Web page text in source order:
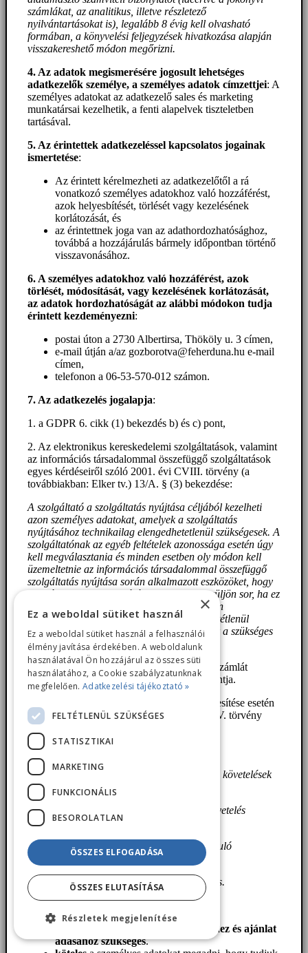
számlákat, az analitikus, illetve részletező
nyilvántartásokat is), legalább 8 évig kell olvasható
formában, a könyvelési feljegyzések hivatkozása alapján
visszakereshető módon megőrizni.
4. Az adatok megismerésére jogosult lehetséges
adatkezelők személye, a személyes adatok címzettjei: A
személyes adatokat az adatkezelő sales és marketing
munkatársai kezelhetik, a fenti alapelvek tiszteletben
tartásával.
5. Az érintettek adatkezeléssel kapcsolatos jogainak
ismertetése:
Az érintett kérelmezheti az adatkezelőtől a rá
vonatkozó személyes adatokhoz való hozzáférést,
azok helyesbítését, törlését vagy kezelésének
korlátozását, és
az érintettnek joga van az adathordozhatósághoz,
továbbá a hozzájárulás bármely időpontban történő
visszavonásához.
6. A személyes adatokhoz való hozzáférést, azok
törlését, módosítását, vagy kezelésének korlátozását,
az adatok hordozhatóságát az alábbi módokon tudja
érintett kezdeményezni:
postai úton a 2730 Albertirsa, Thököly u. 3 címen,
e-mail útján a/az gozborotva@feherduna.hu e-mail
címen,
telefonon a 06-53-570-012 számon.
7. Az adatkezelés jogalapja:
1. a GDPR 6. cikk (1) bekezdés b) és c) pont,
2. Az elektronikus kereskedelemi szolgáltatások, valamint
az információs társadalommal összefüggő szolgáltatások
egyes kérdéseiről szóló 2001. évi CVIII. törvény (a
továbbiakban: Elker tv.) 13/A. § (3) bekezdése:
A szolgáltató a szolgáltatás nyújtása céljából kezelheti
azon személyes adatokat, amelyek a szolgáltatás
nyújtásához technikailag elengedhetetlenül szükségesek. A
szolgáltatónak az egyéb feltételek azonossága esetén úgy
kell megválasztania és minden esetben oly módon kell
üzemeltetnie az információs társadalommal összefüggő
szolgáltatás nyújtása során alkalmazott eszközöket, hogy
személyes adatok kezelésére csak akkor kerüljön sor, ha ez
a szolgáltatás nyújtásához és az e törvényben
meghatározott egyéb célok teljesüléséhez feltétlenül
szükséges, azonban ebben az esetben is csak a szükséges
mértékben és ideig.
3. A számviteli jogszabályoknak megfelelő számlát
kiállítása esetén a 6. cikk (1) bekezdés c) pontja.
4. A szerződésből eredő követelések érvényesítése esetén
a Polgári Törvénykönyvről szóló 2013. évi V. törvény
6:21. §-a szerint 5 év.
6:22. § [Elévülés]
(1) Ha e törvény eltérően nem rendelkezik, a követelések
öt év alatt évülnek el.
(2) Az elévülés akkor kezdődik, amikor a követelés
esedékessé válik.
(3) Az elévülési idő megváltoztatására irányuló
megállapodást írásba kell foglalni.
(4) Az elévülést kizáró megállapodás semmis.
az adatkezelés szerződés teljesítéséhez és ajánlat
adásához szükséges.
×
Ez a weboldal sütiket használ
Ez a weboldal sütiket használ a felhasználói
élmény javítása érdekében. A weboldalunk
használatával Ön hozzájárul az összes süti
használatához, a Cookie szabályzatunknak
megfelelően. Adatkezelési tájékoztató »
FELTÉTLENÜL SZÜKSÉGES
STATISZTIKAI
MARKETING
FUNKCIONÁLIS
BESOROLATLAN
ÖSSZES ELFOGADÁSA
ÖSSZES ELUTASÍTÁSA
Részletek megjelenítése